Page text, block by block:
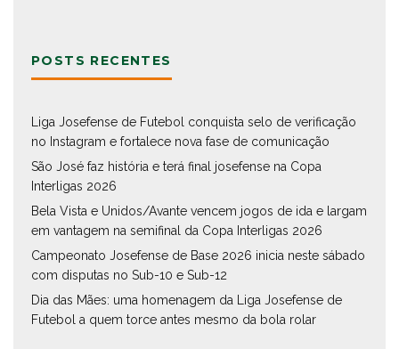
POSTS RECENTES
Liga Josefense de Futebol conquista selo de verificação
no Instagram e fortalece nova fase de comunicação
São José faz história e terá final josefense na Copa
Interligas 2026
Bela Vista e Unidos/Avante vencem jogos de ida e largam
em vantagem na semifinal da Copa Interligas 2026
Campeonato Josefense de Base 2026 inicia neste sábado
com disputas no Sub-10 e Sub-12
Dia das Mães: uma homenagem da Liga Josefense de
Futebol a quem torce antes mesmo da bola rolar